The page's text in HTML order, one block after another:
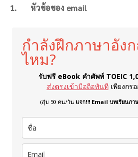
1. หัวข้อของ email
กำลังฝึกภาษาอัง
ไหม?
รับฟรี eBook คำศัพท์ TOEIC
ส่งตรงเข้ามือถือทันที เพียงกร
(สุ่ม 50 คน/วัน แจก!!! Email บทเรียนภา